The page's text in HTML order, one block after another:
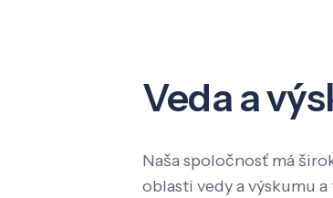
Veda a
Naša spoločnosť má
oblasti vedy a výskumu